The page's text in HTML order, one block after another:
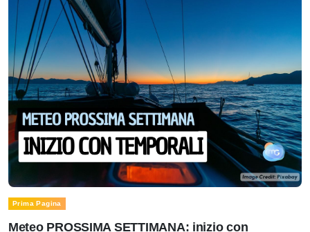
Prima Pagina
Meteo PROSSIMA SETTIMANA: inizio con